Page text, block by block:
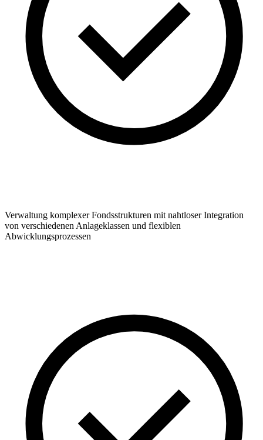
Verwaltung komplexer Fondsstrukturen mit nahtloser Integration
von verschiedenen Anlageklassen und flexiblen
Abwicklungsprozessen